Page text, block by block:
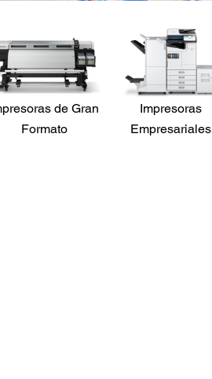
de Gran
Formato
Impresoras
Empresariales